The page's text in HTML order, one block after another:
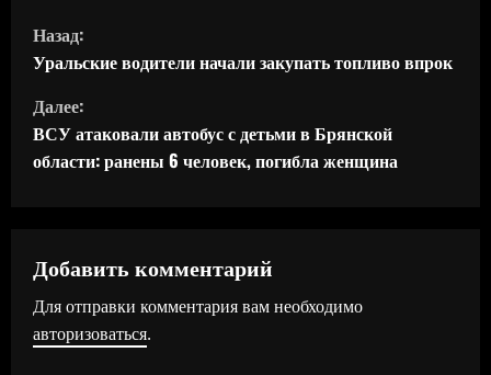
П
р
о
д
л
ж
и
Назад:
Уральские водители начали закупать топливо впрок
Далее:
ВСУ атаковали автобус с детьми в Брянской
области: ранены 6 человек, погибла женщина
Добавить комментарий
Для отправки комментария вам необходимо
авторизоваться.